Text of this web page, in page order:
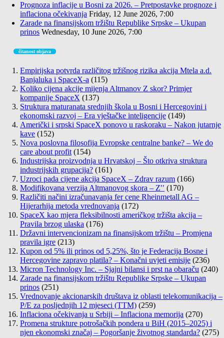
Prognoza inflacije u Bosni za 2026. – Pretpostavke prognoze i
inflaciona očekivanja Friday, 12 June 2026, 7:00
Zarade na finansijskom tržištu Republike Srpske – Ukupan
prinos Wednesday, 10 June 2026, 7:00
čitanost objava
Empirijska potvrda različitog tržišnog rizika akcija Mtela a.d.
Banjaluka i SpaceX-a (115)
Koliko cijena akcije mijenja Altmanov Z skor? Primjer
kompanije SpaceX (137)
Struktura maturanata srednjih škola u Bosni i Hercegovini i
ekonomski razvoj – Era vještačke inteligencije (149)
Američki i srpski SpaceX ponovo u raskoraku – Nakon jutarnje
kave (152)
Nova poslovna filosofija Evropske centralne banke? – We do
care about profit (154)
Industrijska proizvodnja u Hrvatskoj – Što otkriva struktura
industrijskih grupacija? (161)
Uzroci pada cijene akcija SpaceX – Zdrav razum (166)
Modifikovana verzija Altmanovog skora – Z′′ (170)
Različiti načini izračunavanja fer cene Rheinmetall AG –
Hijerarhija metoda vrednovanja (172)
SpaceX kao mjera fleksibilnosti američkog tržišta akcija –
Pravila brzog ulaska (176)
Državni intervencionizam na finansijskom tržištu – Promjena
pravila igre (213)
Kupon od 5% ili prinos od 5,25%, što je Federacija Bosne i
Hercegovine zapravo platila? – Konačni uvjeti emisije (236)
Micron Technology Inc. – Sjajni bilansi i prst na obaraču (240)
Zarade na finansijskom tržištu Republike Srpske – Ukupan
prinos (251)
Vrednovanje akcionarskih društava iz oblasti telekomunikacija –
P/E za posljednjih 12 mjeseci (TTM) (259)
Inflaciona očekivanja u Srbiji – Inflaciona memorija (270)
Promena strukture potrošačkih pondera u BiH (2015–2025) i
njen ekonomski značaj – Pogoršanje životnog standarda? (275)